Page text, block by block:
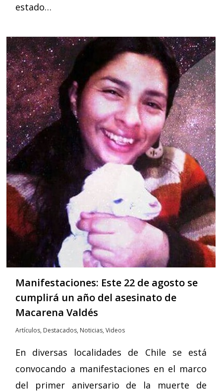
estado…
Manifestaciones: Este 22 de agosto se
cumplirá un año del asesinato de
Macarena Valdés
Artículos, Destacados, Noticias,Videos
En diversas localidades de Chile se está
convocando a manifestaciones en el marco
del primer aniversario de la muerte de